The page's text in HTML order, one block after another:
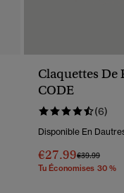
Claquettes De
CODE
(6)
Disponible En
€27.99Prix Réduit
€39.99À
Tu Économises 30 %